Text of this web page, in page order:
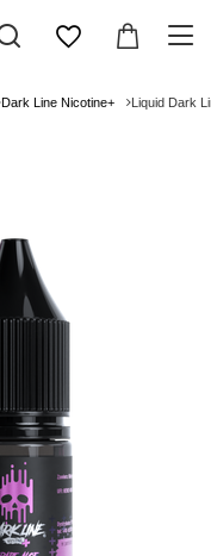
Dark Line Nicotine+ Liquid Dark